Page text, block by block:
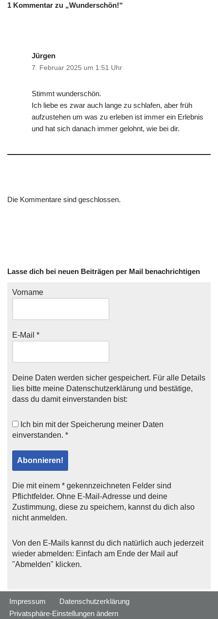
1 Kommentar zu „Wunderschön!“
Jürgen
7. Februar 2025 um 1:51 Uhr
Stimmt wunderschön.
Ich liebe es zwar auch lange zu schlafen, aber früh
aufzustehen um was zu erleben ist immer ein Erlebnis
und hat sich danach immer gelohnt, wie bei dir.
Die Kommentare sind geschlossen.
Lasse dich bei neuen Beiträgen per Mail benachrichtigen
Vorname
E-Mail *
Deine Daten werden sicher gespeichert. Für alle Details
lies bitte meine Datenschutzerklärung und bestätige,
dass du damit einverstanden bist:
Ich bin mit der Speicherung meiner Daten
einverstanden. *
Die mit einem * gekennzeichneten Felder sind
Pflichtfelder. Ohne E-Mail-Adresse und deine
Zustimmung, diese zu speichern, kannst du dich also
nicht anmelden.
Von den E-Mails kannst du dich natürlich auch jederzeit
wieder abmelden: Einfach am Ende der Mail auf
"Abmelden" klicken.
Impressum
Datenschutzerklärung
Privatsphäre-Einstellungen ändern